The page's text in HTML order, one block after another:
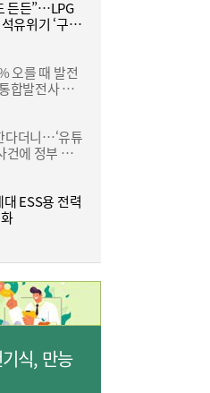
유스클럽 체크
든든”…LPG
유위기 ‘구원
오를 때 발전
합발전사 출
다더니…‘유튜
건에 정부 대
ESS용 전력
식, 만능